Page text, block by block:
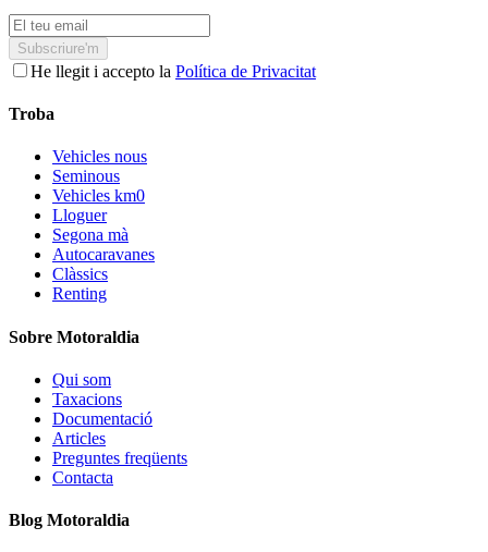
Subscriure'm
He llegit i accepto la Política de Privacitat
Troba
Vehicles nous
Seminous
Vehicles km0
Lloguer
Segona mà
Autocaravanes
Clàssics
Renting
Sobre Motoraldia
Qui som
Taxacions
Documentació
Articles
Preguntes freqüents
Contacta
Blog Motoraldia